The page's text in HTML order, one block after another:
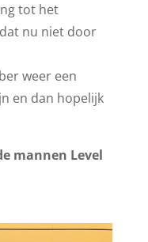
tot het
nu niet door
weer een
en dan hopelijk
mannen Level